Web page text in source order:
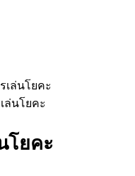
ล่นโยคะ
โยคะ